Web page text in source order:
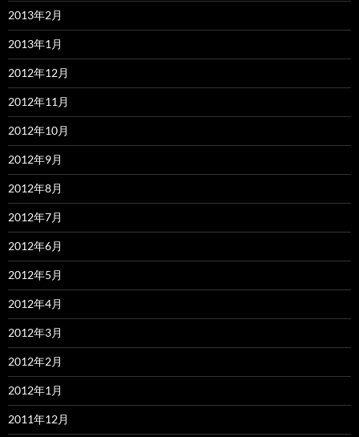
2013年2月
2013年1月
2012年12月
2012年11月
2012年10月
2012年9月
2012年8月
2012年7月
2012年6月
2012年5月
2012年4月
2012年3月
2012年2月
2012年1月
2011年12月